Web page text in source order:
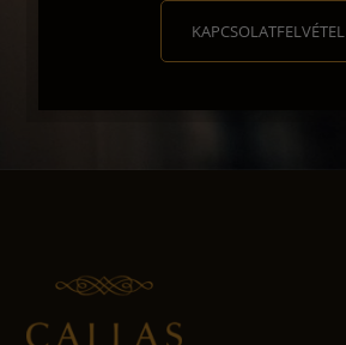
KAPCSOLATFELVÉTEL